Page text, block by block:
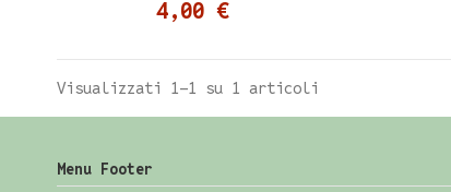
4,00 €
Visualizzati 1-1 su 1 articoli
Menu Footer